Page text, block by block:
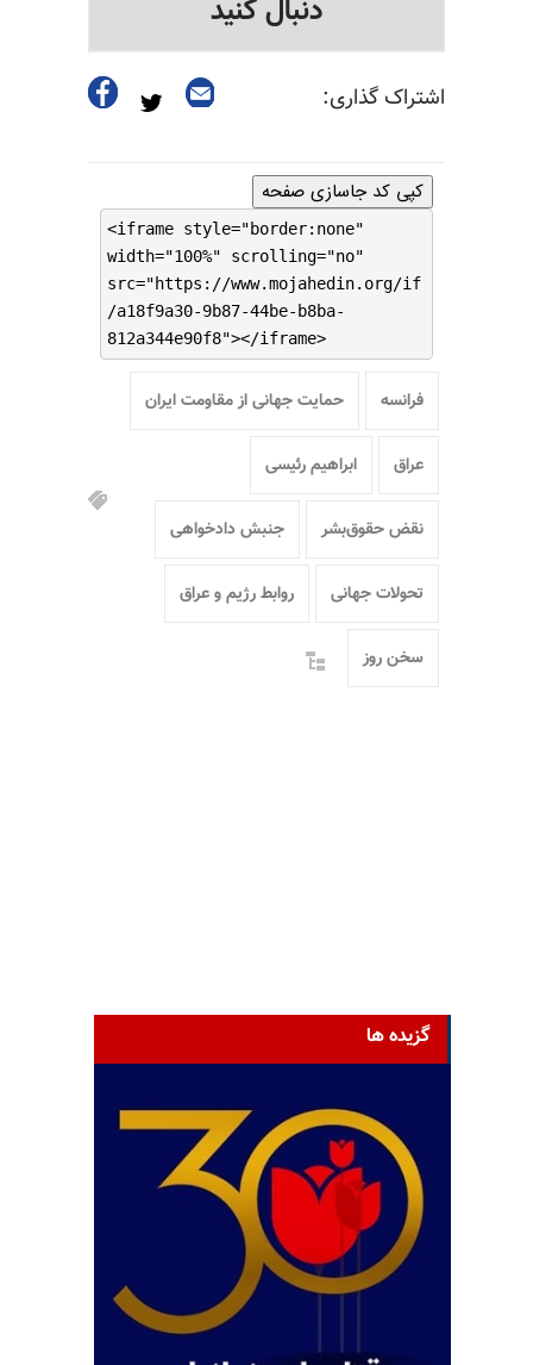
دنبال کنید
اشتراک گذاری:
کپی کد جاسازی صفحه
<iframe style="border:none"
width="100%" scrolling="no"
src="https://www.mojahedin.org/if
/a18f9a30-9b87-44be-b8ba-
812a344e90f8"></iframe>
فرانسه حمایت جهانی از مقاومت ایران
عراق ابراهیم رئیسی
نقض حقوق‌بشر جنبش دادخواهی
تحولات جهانی روابط رژیم و عراق
سخن روز
گزیده ها